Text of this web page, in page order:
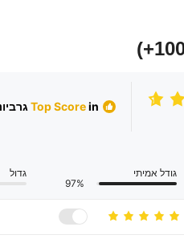
Top Scorein גרביונים נשים
גודל אמיתי
97%
גדול